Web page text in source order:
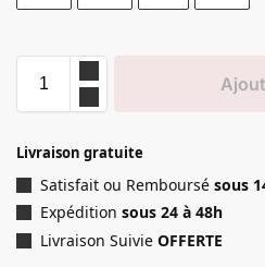
Livraison gratuite
Satisfait ou Remboursé sous
Expédition sous 24 à 48h
Livraison Suivie OFFERTE